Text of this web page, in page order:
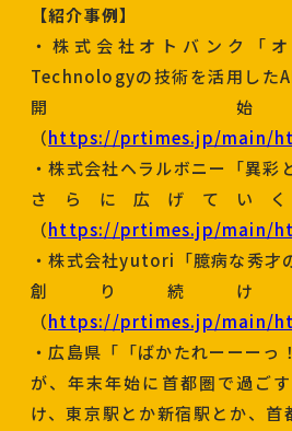
【紹介事例】
・株式会社オトバンク「
Technologyの技術を活用した
開
（https://prtimes.jp/main/
・株式会社ヘラルボニー「異彩
さらに広げてい
（https://prtimes.jp/main/
・株式会社yutori「臆病な秀才
創り続け
（https://prtimes.jp/main/
・広島県「「ばかたれーーーっ
が、年末年始に首都圏で過ご
け、東京駅とか新宿駅とか、首